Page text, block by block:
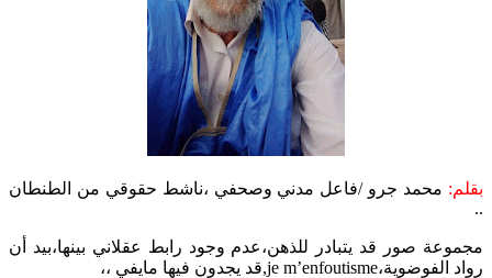
بقلم: محمد جرو /فاعل مدني وصحفي ،ناشط حقوقي من الطنطان
..
مجموعة صور قد يتبادر للذهن،عدم وجود رابط عقلاني بينها،بيد أن
رواد الفوضوية،je m’enfoutisme,قد يجدون فيها مايفي ،،